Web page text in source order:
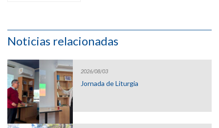
Noticias relacionadas
2026/08/03
Jornada de Liturgia